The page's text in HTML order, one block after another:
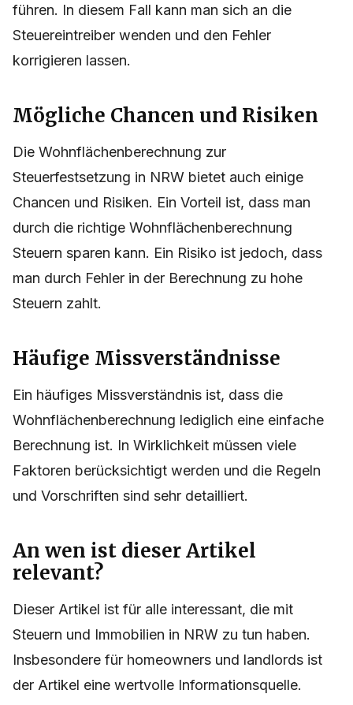
führen. In diesem Fall kann man sich an die
Steuereintreiber wenden und den Fehler
korrigieren lassen.
Mögliche Chancen und Risiken
Die Wohnflächenberechnung zur
Steuerfestsetzung in NRW bietet auch einige
Chancen und Risiken. Ein Vorteil ist, dass man
durch die richtige Wohnflächenberechnung
Steuern sparen kann. Ein Risiko ist jedoch, dass
man durch Fehler in der Berechnung zu hohe
Steuern zahlt.
Häufige Missverständnisse
Ein häufiges Missverständnis ist, dass die
Wohnflächenberechnung lediglich eine einfache
Berechnung ist. In Wirklichkeit müssen viele
Faktoren berücksichtigt werden und die Regeln
und Vorschriften sind sehr detailliert.
An wen ist dieser Artikel
relevant?
Dieser Artikel ist für alle interessant, die mit
Steuern und Immobilien in NRW zu tun haben.
Insbesondere für homeowners und landlords ist
der Artikel eine wertvolle Informationsquelle.